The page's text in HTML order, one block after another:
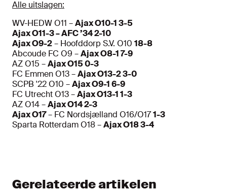
Alle uitslagen:
WV-HEDW O11 –Ajax O10-1 3-5
Ajax O11-3– AFC ’342-10
Ajax O9-2– Hoofddorp S.V. O10 18-8
Abcoude FC O9 –Ajax O8-1 7-9
AZ O15 –Ajax O15 0-3
FC Emmen O13 –Ajax O13-2 3-0
SCPB '22 O10 –Ajax O9-1 6-9
FC Utrecht O13 –Ajax O13-1 1-3
AZ O14 –Ajax O14 2-3
Ajax O17– FC Nordsjælland O16/O171-3
Sparta Rotterdam O18 –Ajax O18 3-4
Gerelateerde artikelen